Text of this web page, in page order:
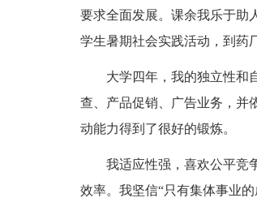
要求全面发展。课余我乐于助
学生暑期社会实践活动，到药
大学四年，我的独立性和自
查、产品促销、广告业务，并
动能力得到了很好的锻炼。
我适应性强，喜欢公平竞争
效率。我坚信“只有集体事业